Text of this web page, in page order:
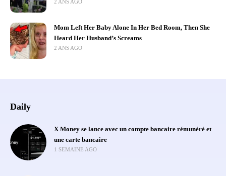
2 ANS AGO
Mom Left Her Baby Alone In Her Bed Room, Then She
Heard Her Husband’s Screams
2 ANS AGO
Daily
X Money se lance avec un compte bancaire rémunéré et
une carte bancaire
1 SEMAINE AGO